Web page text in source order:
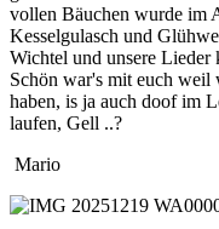
Wir würden uns über einen
Eintrag in unser Gästebuch
freuen.
Link zum Gästebuch
Ein paar Fotos von
unseren Aktivitäten
Viel Spaß beim schauen...
vollen Bäuchen wurde im
Kesselgulasch und
Wichtel und unsere Lieder
Schön war's mit euch weil
haben, is ja auch doof im
laufen, Gell ..?
Mario